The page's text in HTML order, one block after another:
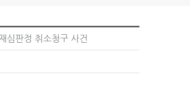
심판정 취소청구 사건